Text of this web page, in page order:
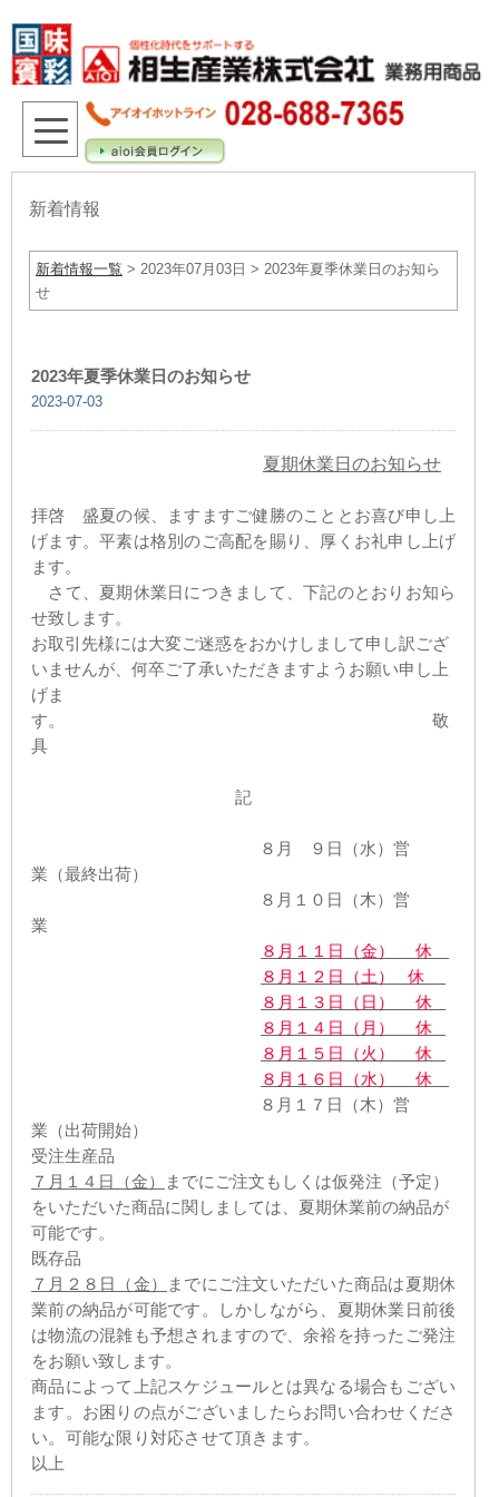
新着情報
新着情報一覧 > 2023年07月03日 > 2023年夏季休業日のお知ら
せ
2023年夏季休業日のお知らせ
2023-07-03
夏期休業日のお知らせ
拝啓 盛夏の候、ますますご健勝のこととお喜び申し上
げます。平素は格別のご高配を賜り、厚くお礼申し上げ
ます。
さて、夏期休業日につきまして、下記のとおりお知ら
せ致します。
お取引先様には大変ご迷惑をおかけしまして申し訳ござ
いませんが、何卒ご了承いただきますようお願い申し上
げま
す。 敬
具
記
８月 ９日（水）営
業（最終出荷）
８月１０日（木）営
業
８月１１日（金） 休
８月１２日（土）
休
８月１３日（日） 休
８月１４日（月） 休
８月１５日（火） 休
８月１６日（水） 休
８月１７日（木）営
業（出荷開始）
受注生産品
７月１４日（金）
までにご注文もしくは仮発注（予定）
をいただいた商品に関しましては、夏期休業前の納品が
可能です。
既存品
７月２８日（金）
までにご注文いただいた商品は夏期休
業前の納品が可能です。しかしながら、夏期休業日前後
は物流の混雑も予想されますので、余裕を持ったご発注
をお願い致します。
商品によって上記スケジュールとは異なる場合もござい
ます。お困りの点がございましたらお問い合わせくださ
い。可能な限り対応させて頂きます。
以上